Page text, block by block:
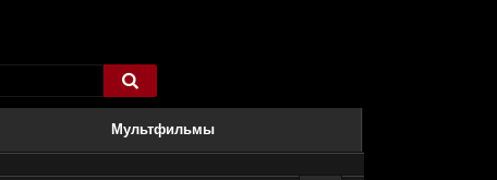

Мультфильмы